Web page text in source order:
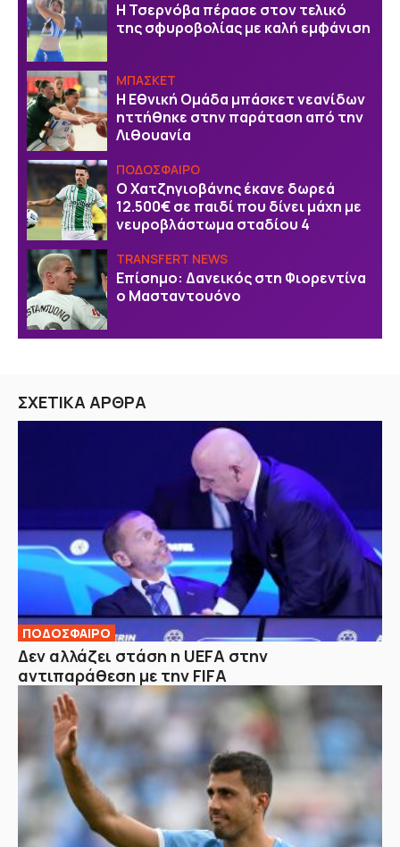
Η Τσερνόβα πέρασε στον τελικό
της σφυροβολίας με καλή εμφάνιση
ΜΠΑΣΚΕΤ
Η Εθνική Ομάδα μπάσκετ νεανίδων
ηττήθηκε στην παράταση από την
Λιθουανία
ΠΟΔΟΣΦΑΙΡΟ
Ο Χατζηγιοβάνης έκανε δωρεά
12.500€ σε παιδί που δίνει μάχη με
νευροβλάστωμα σταδίου 4
TRANSFERT NEWS
Επίσημο: Δανεικός στη Φιορεντίνα
ο Μασταντουόνο
ΣΧΕΤΙΚΑ ΑΡΘΡΑ
ΠΟΔΟΣΦΑΙΡΟ
Δεν αλλάζει στάση η UEFA στην
αντιπαράθεση με την FIFA